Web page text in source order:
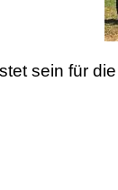
sein für